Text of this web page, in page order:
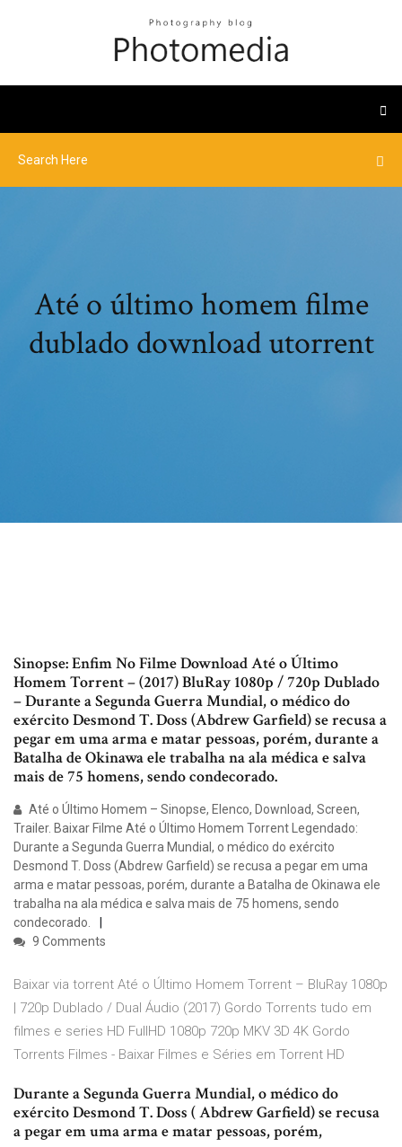
Até o último homem filme
dublado download utorrent
Sinopse: Enfim No Filme Download Até o Último
Homem Torrent – (2017) BluRay 1080p / 720p Dublado
– Durante a Segunda Guerra Mundial, o médico do
exército Desmond T. Doss (Abdrew Garfield) se recusa a
pegar em uma arma e matar pessoas, porém, durante a
Batalha de Okinawa ele trabalha na ala médica e salva
mais de 75 homens, sendo condecorado.
Até o Último Homem – Sinopse, Elenco, Download, Screen,
Trailer. Baixar Filme Até o Último Homem Torrent Legendado:
Durante a Segunda Guerra Mundial, o médico do exército
Desmond T. Doss (Abdrew Garfield) se recusa a pegar em uma
arma e matar pessoas, porém, durante a Batalha de Okinawa ele
trabalha na ala médica e salva mais de 75 homens, sendo
condecorado.
9 Comments
Baixar via torrent Até o Último Homem Torrent – BluRay 1080p
| 720p Dublado / Dual Áudio (2017) Gordo Torrents tudo em
filmes e series HD FullHD 1080p 720p MKV 3D 4K Gordo
Torrents Filmes - Baixar Filmes e Séries em Torrent HD
Durante a Segunda Guerra Mundial, o médico do
exército Desmond T. Doss ( Abdrew Garfield) se recusa
a pegar em uma arma e matar pessoas, porém,